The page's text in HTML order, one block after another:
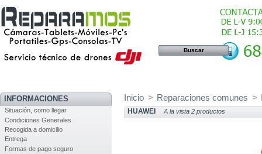
INFORMACIONES
Situación, como llegar
Condiciones Generales
Recogida a domicilio
Entrega
Formas de pago seguro
Inicio > Reparaciones comunes >
HUAWEI A la vista 2 productos